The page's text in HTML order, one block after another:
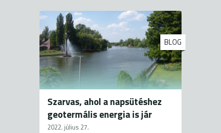
BLOG
Szarvas, ahol a napsütéshez
geotermális energia is jár
2022. július 27.